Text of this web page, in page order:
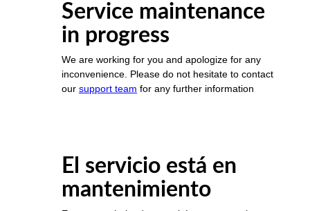
Service maintenance
in progress
We are working for you and apologize for any
inconvenience. Please do not hesitate to contact
our support team for any further information
El servicio está en
mantenimiento